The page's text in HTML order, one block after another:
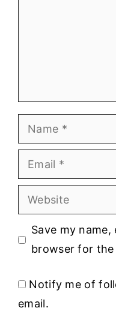
Name
Email
Website
Save my
browser for
Notify me of
email.